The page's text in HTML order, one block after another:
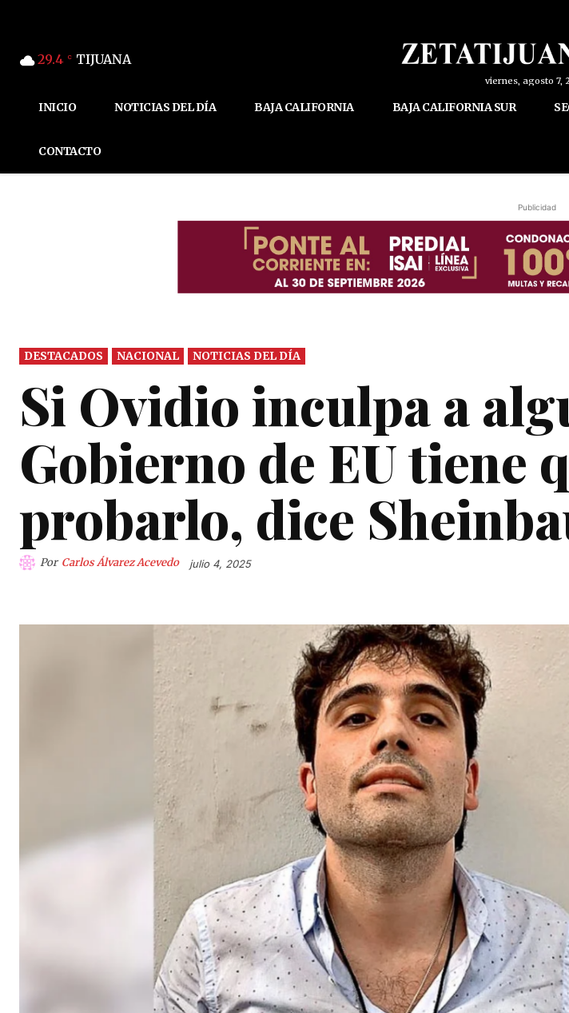
29.4 C TIJUANA
viernes, agosto 7,
INICIO NOTICIAS DEL DÍA BAJA CALIFORNIA BAJA CALIFORNIA SUR
CONTACTO
Publicidad
DESTACADOS NACIONAL NOTICIAS DEL DÍA
Si Ovidio inculpa a
Gobierno de EU tiene
probarlo, dice
Por Carlos Álvarez Acevedo julio 4, 2025